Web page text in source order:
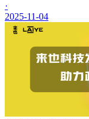
·
2025-11-04